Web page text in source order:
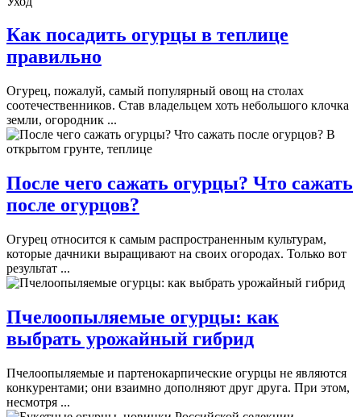
Как посадить огурцы в теплице
правильно
Огурец, пожалуй, самый популярный овощ на столах
соотечественников. Став владельцем хоть небольшого клочка
земли, огородник ...
После чего сажать огурцы? Что сажать
после огурцов?
Огурец относится к самым распространенным культурам,
которые дачники выращивают на своих огородах. Только вот
результат ...
Пчелоопыляемые огурцы: как
выбрать урожайный гибрид
Пчелоопыляемые и партенокарпические огурцы не являются
конкурентами; они взаимно дополняют друг друга. При этом,
несмотря ...